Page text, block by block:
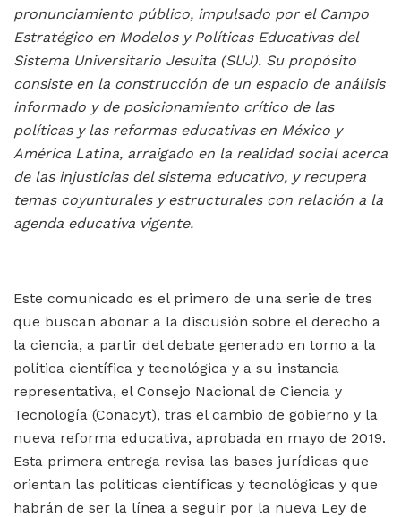
pronunciamiento público, impulsado por el Campo
Estratégico en Modelos y Políticas Educativas del
Sistema Universitario Jesuita (SUJ). Su propósito
consiste en la construcción de un espacio de análisis
informado y de posicionamiento crítico de las
políticas y las reformas educativas en México y
América Latina, arraigado en la realidad social acerca
de las injusticias del sistema educativo, y recupera
temas coyunturales y estructurales con relación a la
agenda educativa vigente.
Este comunicado es el primero de una serie de tres
que buscan abonar a la discusión sobre el derecho a
la ciencia, a partir del debate generado en torno a la
política científica y tecnológica y a su instancia
representativa, el Consejo Nacional de Ciencia y
Tecnología (Conacyt), tras el cambio de gobierno y la
nueva reforma educativa, aprobada en mayo de 2019.
Esta primera entrega revisa las bases jurídicas que
orientan las políticas científicas y tecnológicas y que
habrán de ser la línea a seguir por la nueva Ley de